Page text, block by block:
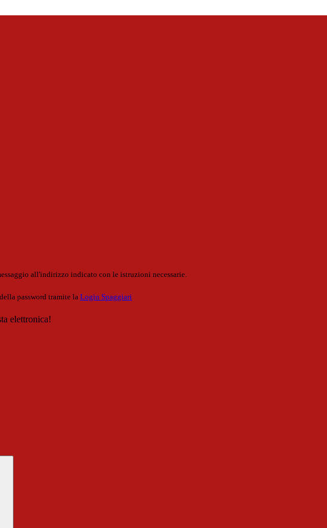
all'indirizzo indicato con le istruzioni necessarie.
password tramite la Login Spaggiari
elettronica!